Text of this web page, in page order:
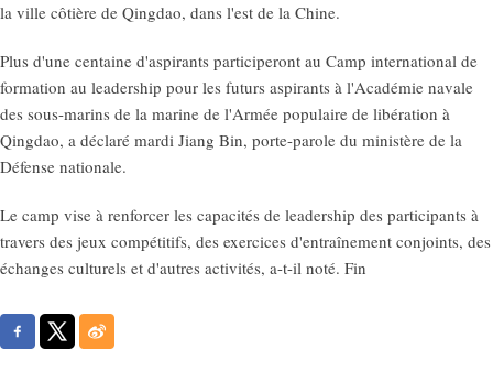
la ville côtière de Qingdao, dans l'est de la Chine.
Plus d'une centaine d'aspirants participeront au Camp international de
formation au leadership pour les futurs aspirants à l'Académie navale
des sous-marins de la marine de l'Armée populaire de libération à
Qingdao, a déclaré mardi Jiang Bin, porte-parole du ministère de la
Défense nationale.
Le camp vise à renforcer les capacités de leadership des participants à
travers des jeux compétitifs, des exercices d'entraînement conjoints, des
échanges culturels et d'autres activités, a-t-il noté. Fin